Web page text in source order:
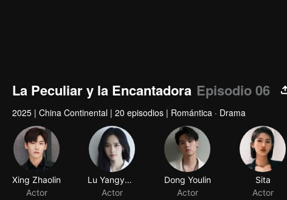
La Peculiar y la Encantadora Episodio 06
2025 | China Continental | 20 episodios | Romántica · Drama
Xing Zhaolin
Actor
Lu Yangyang
Actor
Dong Youlin
Actor
Sita
Actor